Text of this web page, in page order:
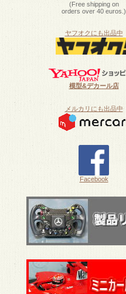
(Free shipping on
orders over 40 euros.)
ヤフオクにも出品中
模型&デカール店
メルカリにも出品中
Facebook